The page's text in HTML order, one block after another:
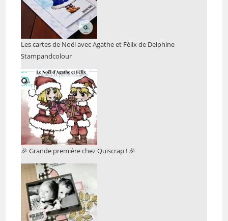
Les cartes de Noël avec Agathe et Félix de Delphine
Stampandcolour
🎉 Grande première chez Quiscrap ! 🎉